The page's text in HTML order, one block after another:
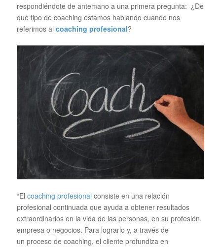
respondiéndote de antemano a una primera pregunta: ¿De
qué tipo de coaching estamos hablando cuando nos
referimos al coaching profesional?
“El coaching profesional consiste en una relación
profesional continuada que ayuda a obtener resultados
extraordinarios en la vida de las personas, en su profesión,
empresa o negocios. Para lograrlo y, a través de
un proceso de coaching, el cliente profundiza en